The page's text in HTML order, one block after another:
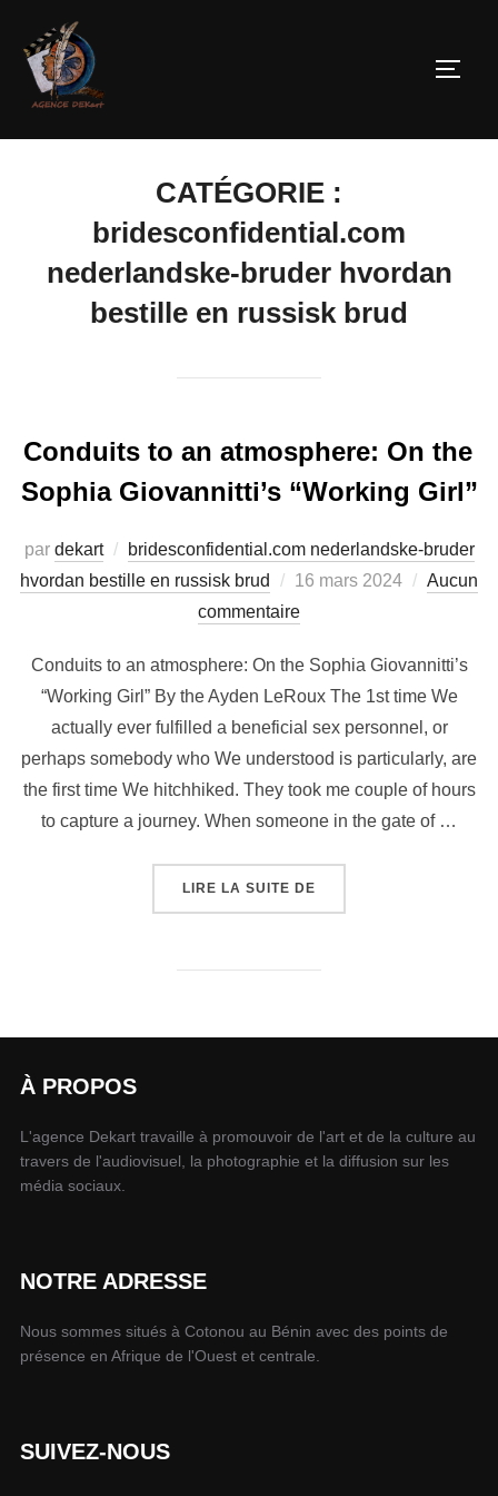
CATÉGORIE :
bridesconfidential.com
nederlandske-bruder hvordan
bestille en russisk brud
Conduits to an atmosphere: On the
Sophia Giovannitti’s “Working Girl”
par dekart
bridesconfidential.com nederlandske-bruder
hvordan bestille en russisk brud
16 mars 2024
Aucun
commentaire
Conduits to an atmosphere: On the Sophia Giovannitti’s
“Working Girl” By the Ayden LeRoux The 1st time We
actually ever fulfilled a beneficial sex personnel, or
perhaps somebody who We understood is particularly, are
the first time We hitchhiked. They took me couple of hours
to capture a journey. When someone in the gate of …
LIRE LA SUITE DE
À PROPOS
L'agence Dekart travaille à promouvoir de l'art et de la culture au
travers de l'audiovisuel, la photographie et la diffusion sur les
média sociaux.
NOTRE ADRESSE
Nous sommes situés à Cotonou au Bénin avec des points de
présence en Afrique de l'Ouest et centrale.
SUIVEZ-NOUS